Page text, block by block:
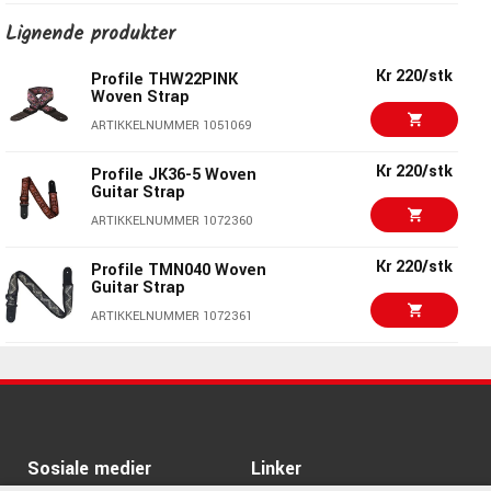
The Nomad Tool set
MusicNomad MN124
Frine Fret Kit
Kr 269/pk
MusicNomad MN203
Microfiber Cloth 3pk
Kr 165/pk
Lignende produkter
Profile THW22PINK
Woven Strap
ARTIKKELNUMMER 1051069
Kr 220/stk
Profile JK36-5 Woven
Guitar Strap
ARTIKKELNUMMER 1072360
Kr 220/stk
Profile TMN040 Woven
Guitar Strap
ARTIKKELNUMMER 1072361
Kr 220/stk
Woven Strap
Profile TMN014 Woven
Strap
Sosiale medier Linker